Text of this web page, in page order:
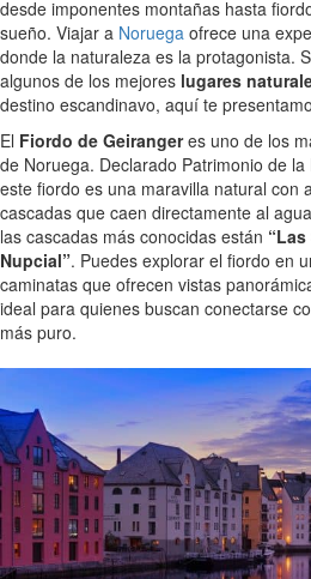
desde imponentes montañas hasta
sueño. Viajar a Noruega ofrece una
donde la naturaleza es la protagonista.
algunos de los mejores lugares
destino escandinavo, aquí te
El Fiordo de Geirangeres uno de los
de Noruega. Declarado Patrimonio de
este fiordo es una maravilla natural con
cascadas que caen directamente al
las cascadas más conocidas están
Nupcial”. Puedes explorar el fiordo en
caminatas que ofrecen vistas
ideal para quienes buscan conectarse
más puro.